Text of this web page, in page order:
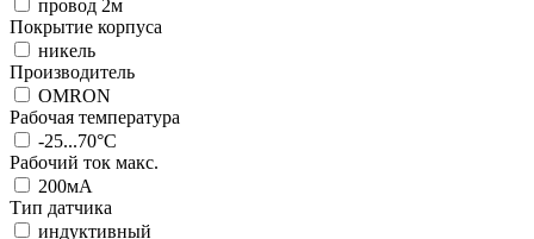
провод 2м
Покрытие корпуса
никель
Производитель
OMRON
Рабочая температура
-25...70°C
Рабочий ток макс.
200мА
Тип датчика
индуктивный